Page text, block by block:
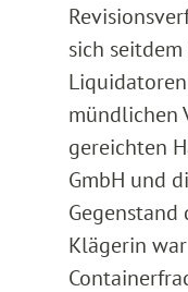
sich
mündlichen
gereichten
GmbH und
Gegenstand
Klägerin